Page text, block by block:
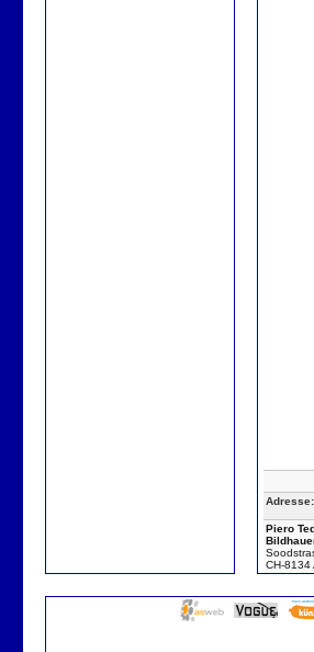
Adresse:
Piero
CH-8134